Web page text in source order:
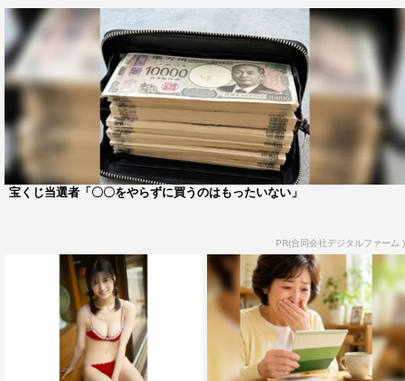
宝くじ当選者「〇〇をやらずに買うのはもったいない」
PR(合同会社デジタルファーム )